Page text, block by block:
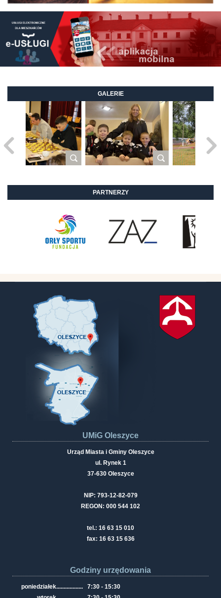
GALERIE
PARTNERZY
UMiG Oleszyce
Urząd Miasta i Gminy Oleszyce
ul. Rynek 1
37-630 Oleszyce
NIP: 793-12-82-079
REGON: 000 544 102
tel.: 16 63 15 010
fax: 16 63 15 636
Godziny urzędowania
poniedziałek..................
7:30 - 15:30